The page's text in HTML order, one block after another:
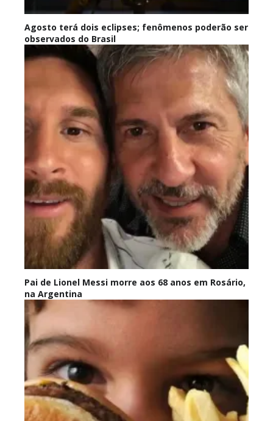
Agosto terá dois eclipses; fenômenos poderão ser
observados do Brasil
Pai de Lionel Messi morre aos 68 anos em Rosário,
na Argentina